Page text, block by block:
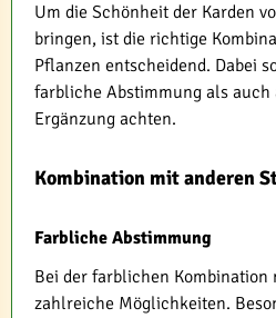
Um die Schönheit der Karden
bringen, ist die richtige
Pflanzen entscheidend. Dabei
farbliche Abstimmung als
Ergänzung achten.
Kombination mit anderen
Farbliche Abstimmung
Bei der farblichen Kombination
zahlreiche Möglichkeiten.